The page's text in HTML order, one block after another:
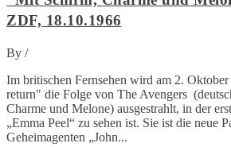
ZDF, 18.10.1966
By /
Im britischen Fernsehen wird am 2.
return" die Folge von The Avengers
Charme und Melone) ausgestrahlt, in der
„Emma Peel“ zu sehen ist. Sie ist die neue
Geheimagenten „John...